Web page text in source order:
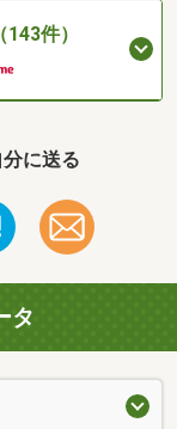
件）
に送る
タ